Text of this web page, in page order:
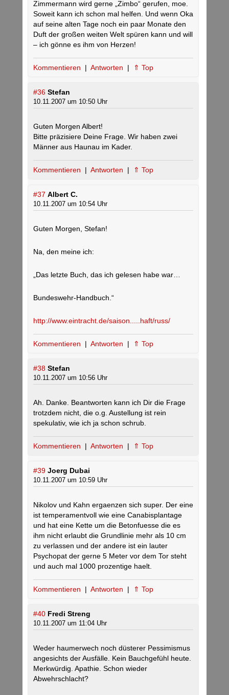
Zimmermann wird gerne „Zimbo“ gerufen, moe.
Soweit kann ich schon mal helfen. Und wenn Oka
auf seine alten Tage noch ein paar Monate den
Duft der großen weiten Welt spüren kann und will
– ich gönne es ihm von Herzen!
Kommentieren | Antworten | ⇑ Top
#36 Stefan
10.11.2007 um 10:50 Uhr
Guten Morgen Albert!
Bitte präzisiere Deine Frage. Wir haben zwei
Männer aus Haunau im Kader.
Kommentieren | Antworten | ⇑ Top
#37 Albert C.
10.11.2007 um 10:54 Uhr
Guten Morgen, Stefan!
Na, den meine ich:
„Das letzte Buch, das ich gelesen habe war…
Bundeswehr-Handbuch.“
http://www.eintracht.de/saison.....haft/russ/
Kommentieren | Antworten | ⇑ Top
#38 Stefan
10.11.2007 um 10:56 Uhr
Ah. Danke. Beantworten kann ich Dir die Frage
trotzdem nicht, die o.g. Austellung ist rein
spekulativ, wie ich ja schon schrub.
Kommentieren | Antworten | ⇑ Top
#39 Joerg Dubai
10.11.2007 um 10:59 Uhr
Nikolov und Kahn ergaenzen sich super. Der eine
ist temperamentvoll wie eine Canabisplantage
und hat eine Kette um die Betonfuesse die es
ihm nicht erlaubt die Grundlinie mehr als 10 cm
zu verlassen und der andere ist ein lauter
Psychopat der gerne 5 Meter vor dem Tor steht
und auch mal 1000 prozentige haelt.
Kommentieren | Antworten | ⇑ Top
#40 Fredi Streng
10.11.2007 um 11:04 Uhr
Weder haumerwech noch düsterer Pessimismus
angesichts der Ausfälle. Kein Bauchgefühl heute.
Merkwürdig. Apathie. Schon wieder
Abwehrschlacht?